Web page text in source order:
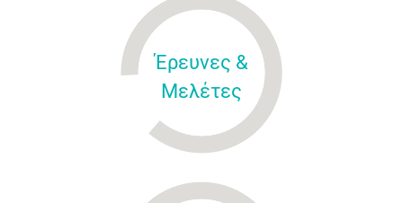
Έρευνες &
Μελέτες